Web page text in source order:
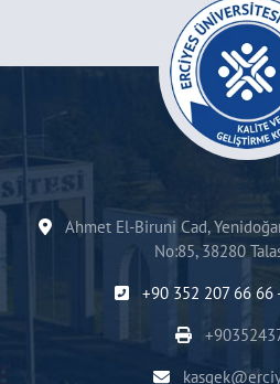
Ahmet El-Biruni Cad,
No:85, 38280
+90 352 207 66 66